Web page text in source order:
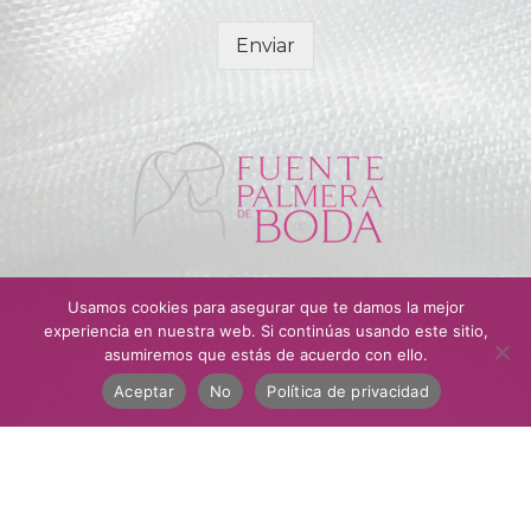
p
o
a
c
i
Enviar
Usamos cookies para asegurar que te damos la mejor
experiencia en nuestra web. Si continúas usando este sitio,
asumiremos que estás de acuerdo con ello.
Aceptar
No Política de privacidad